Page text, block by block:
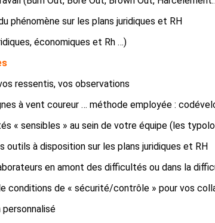
phénomène sur les plans juridiques et RH
économiques et Rh …)
ressentis, vos observations
à vent coureur … méthode employée :
« sensibles » au sein de votre équipe (les
outils à disposition sur les plans juridiques et RH
en amont des difficultés ou dans la
conditions de « sécurité/contrôle » pour vos
personnalisé